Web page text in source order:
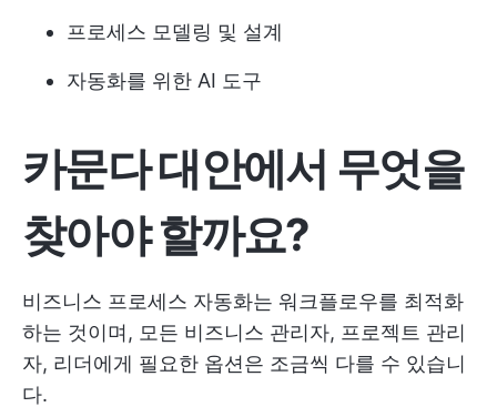
프로세스 모델링 및 설계
자동화를 위한 AI 도구
카문다 대안에서 무엇을
찾아야 할까요?
비즈니스 프로세스 자동화는 워크플로우를 최적화
하는 것이며, 모든 비즈니스 관리자, 프로젝트 관리
자, 리더에게 필요한 옵션은 조금씩 다를 수 있습니
다.